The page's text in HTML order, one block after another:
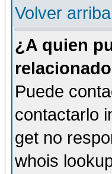
Volver arriba
¿A quien
Puede
contactarlo
get no
whois